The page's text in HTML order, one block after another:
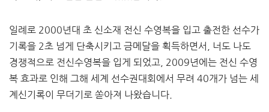
일례로 2000년대 초 신소재 전신 수영복을 입고 출전한 선수가
기록을 2초 넘게 단축시키고 금메달을 획득하면서, 너도 나도
경쟁적으로 전신수영복을 입게 되었고, 2009년에는 전신 수영
복 효과로 인해 그해 세계 선수권대회에서 무려 40개가 넘는 세
계신기록이 무더기로 쏟아져 나왔습니다.